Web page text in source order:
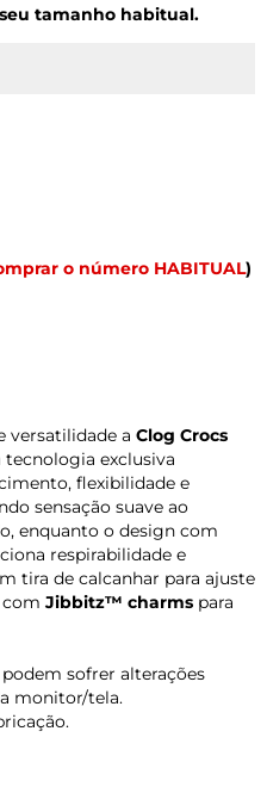
seu tamanho habitual.
o número HABITUAL)
versatilidade a Clog Crocs
exclusiva
flexibilidade e
sensação suave ao
enquanto o design com
respirabilidade e
tira de calcanhar para ajuste
Jibbitz™ charms para
sofrer alterações
monitor/tela.